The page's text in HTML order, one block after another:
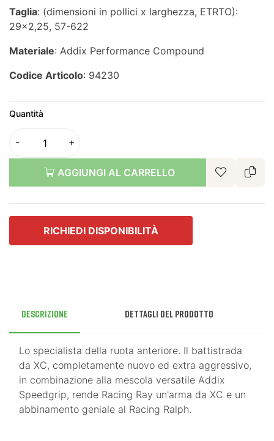
Taglia: (dimensioni in pollici x larghezza, ETRTO):
29x2,25, 57-622
Materiale: Addix Performance Compound
Codice Articolo: 94230
Quantità
AGGIUNGI AL CARRELLO
RICHIEDI DISPONIBILITÀ
Descrizione Dettagli del prodotto
Lo specialista della ruota anteriore. Il battistrada
da XC, completamente nuovo ed extra aggressivo,
in combinazione alla mescola versatile Addix
Speedgrip, rende Racing Ray un'arma da XC e un
abbinamento geniale al Racing Ralph.